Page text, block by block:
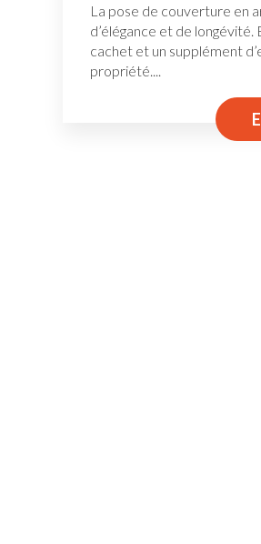
La pose de couverture en
d’élégance et de longévité.
cachet et un supplément
propriété....